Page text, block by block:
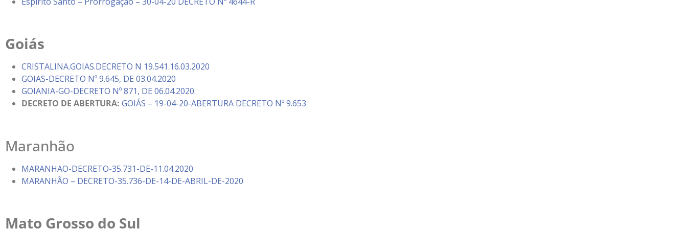
Goiás
CRISTALINA.GOIAS.DECRETO N 19.541.16.03.2020
GOIAS-DECRETO Nº 9.645, DE 03.04.2020
GOIANIA-GO-DECRETO Nº 871, DE 06.04.2020.
DECRETO DE ABERTURA: GOIÁS – 19-04-20-ABERTURA DECRETO Nº 9.653
Maranhão
MARANHAO-DECRETO-35.731-DE-11.04.2020
MARANHÃO – DECRETO-35.736-DE-14-DE-ABRIL-DE-2020
Mato Grosso do Sul